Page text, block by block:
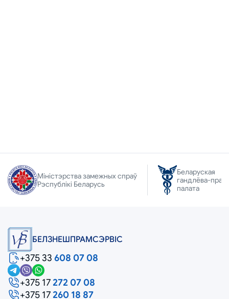
Міністэрства замежных спраў
Рэспублікі Беларусь
Беларуская
гандлёва-
палата
БЕЛЗНЕШПРАМСЭРВIС
+375 33 608 07 08
+375 17 272 07 08
+375 17 260 18 87